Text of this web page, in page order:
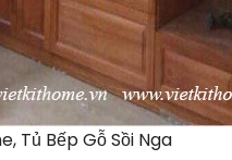
Tủ Bếp Gỗ Sồi Nga